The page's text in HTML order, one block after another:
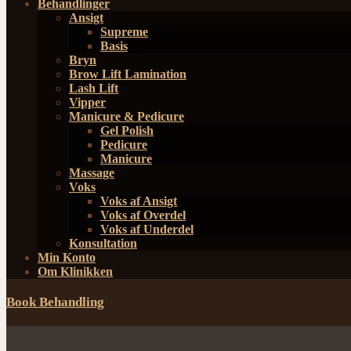
Behandlinger
Ansigt
Supreme
Basis
Bryn
Brow Lift Lamination
Lash Lift
Vipper
Manicure & Pedicure
Gel Polish
Pedicure
Manicure
Massage
Voks
Voks af Ansigt
Voks af Overdel
Voks af Underdel
Konsultation
Min Konto
Om Klinikken
Book Behandling